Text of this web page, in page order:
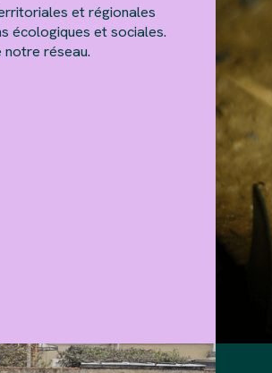
et régionales
écologiques et sociales.
réseau.